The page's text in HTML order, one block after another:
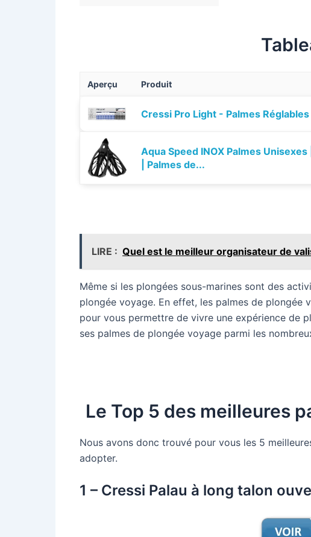
Aperçu Produit
Cressi Pro Light - Palmes
Aqua Speed INOX Palmes
| Palmes de...
LIRE : Quel est le meilleur organisateur de
Même si les plongées sous-marines sont des
plongée voyage. En effet, les palmes de plongée
pour vous permettre de vivre une expérience de
ses palmes de plongée voyage parmi les
Le Top 5 des meilleures
Nous avons donc trouvé pour vous les 5
adopter.
1 – Cressi Palau à long talon